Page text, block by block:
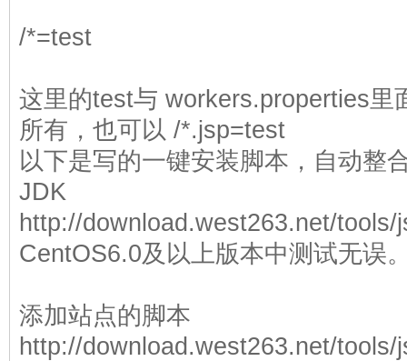
/*=test
这里的test与 workers.properties里
所有，也可以 /*.jsp=test
以下是写的一键安装脚本，自动整
JDK
http://download.west263.net/
CentOS6.0及以上版本中测试无误
添加站点的脚本
http://download.west263.net/